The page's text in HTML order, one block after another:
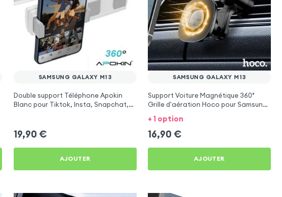
SAMSUNG GALAXY M13
Double support Téléphone Apokin
Blanc pour Tiktok, Insta, Snapchat,
19,90 €
AJOUTER
SAMSUNG GALAXY M13
Support Voiture Magnétique 360°
Grille d'aération Hoco pour Samsung
Galaxy M13
+ 1 option
16,90 €
AJOUTER